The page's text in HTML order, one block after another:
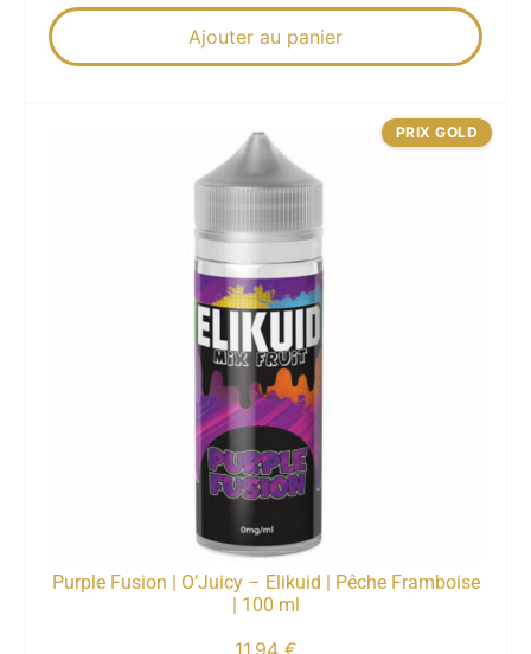
Ajouter au panier
Purple Fusion | O’Juicy – Elikuid | Pêche Framboise
| 100 ml
11,94 €
PRIX GOLD